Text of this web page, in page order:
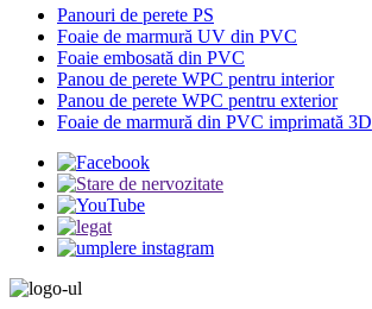
Panouri de perete PS
Foaie de marmură UV din PVC
Foaie embosată din PVC
Panou de perete WPC pentru interior
Panou de perete WPC pentru exterior
Foaie de marmură din PVC imprimată 3D